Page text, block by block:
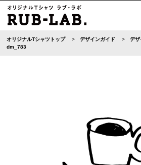
オリジナルTシャツトップ デザインガイド
デ
dm_783